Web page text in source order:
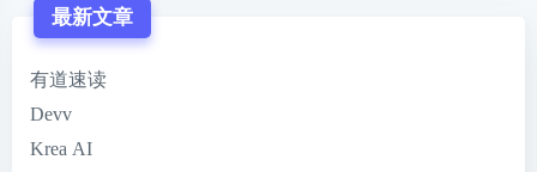
最新文章
有道速读
Devv
Krea AI